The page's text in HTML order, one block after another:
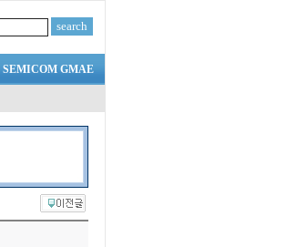
SEMICOM GMAE